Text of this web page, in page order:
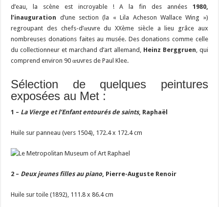
d’eau, la scène est incroyable ! A la fin des années 1980,
l’inauguration d’une section (la « Lila Acheson Wallace Wing »)
regroupant des chefs-d’œuvre du XXème siècle a lieu grâce aux
nombreuses donations faites au musée. Des donations comme celle
du collectionneur et marchand d’art allemand, Heinz Berggruen , qui
comprend environ 90 œuvres de Paul Klee.
Sélection de quelques peintures
exposées au Met :
1 – La Vierge et l’Enfant entourés de saints, Raphaël
Huile sur panneau (vers 1504), 172.4 x 172.4 cm
2 – Deux jeunes filles au piano, Pierre-Auguste Renoir
Huile sur toile (1892), 111.8 x 86.4 cm